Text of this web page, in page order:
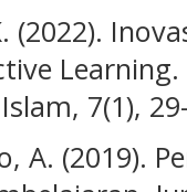
(2022).
7(1),
A. (2019).